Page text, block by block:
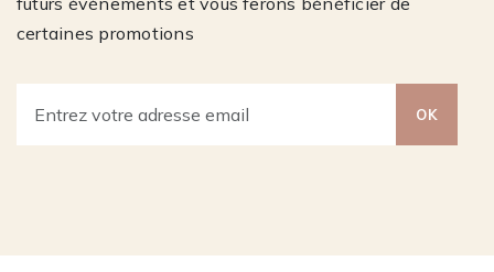
certaines promotions
OK